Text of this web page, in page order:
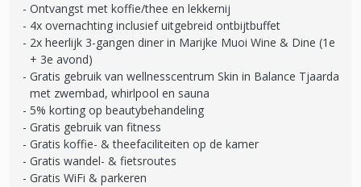
Ontvangst met koffie/thee en lekkernij
4x overnachting inclusief uitgebreid ontbijtbuffet
2x heerlijk 3-gangen diner in Marijke Muoi Wine & Dine (1e
+ 3e avond)
Gratis gebruik van wellnesscentrum Skin in Balance Tjaarda
met zwembad, whirlpool en sauna
5% korting op beautybehandeling
Gratis gebruik van fitness
Gratis koffie- & theefaciliteiten op de kamer
Gratis wandel- & fietsroutes
Gratis WiFi & parkeren